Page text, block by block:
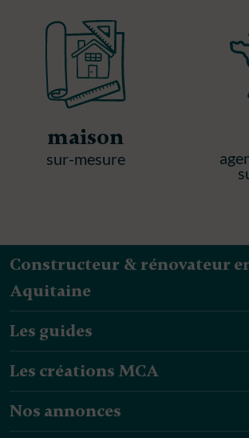
maison
sur-mesure
Constructeur & rénovateur
Aquitaine
Les guides
Les créations MCA
Nos annonces